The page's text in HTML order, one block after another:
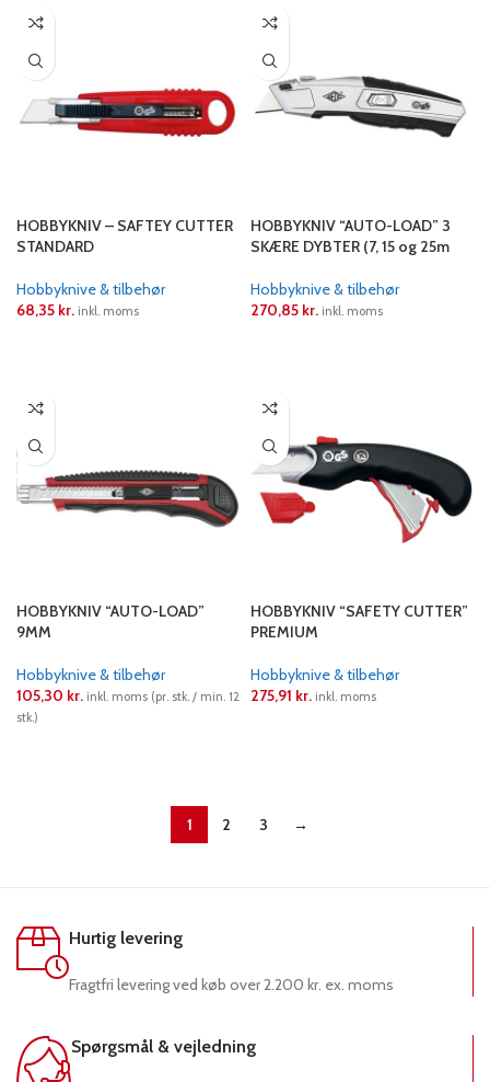
HOBBYKNIV – SAFTEY CUTTER
STANDARD
Hobbyknive & tilbehør
68,35 kr. inkl. moms
HOBBYKNIV “AUTO-LOAD” 3
SKÆRE DYBTER (7, 15 og 25m
Hobbyknive & tilbehør
270,85 kr. inkl. moms
HOBBYKNIV “AUTO-LOAD”
9MM
Hobbyknive & tilbehør
105,30 kr. inkl. moms (pr. stk. / min. 12
stk.)
HOBBYKNIV “SAFETY CUTTER”
PREMIUM
Hobbyknive & tilbehør
275,91 kr. inkl. moms
1 2 3 →
Hurtig levering
Fragtfri levering ved køb over 2.200 kr. ex. moms
Spørgsmål & vejledning